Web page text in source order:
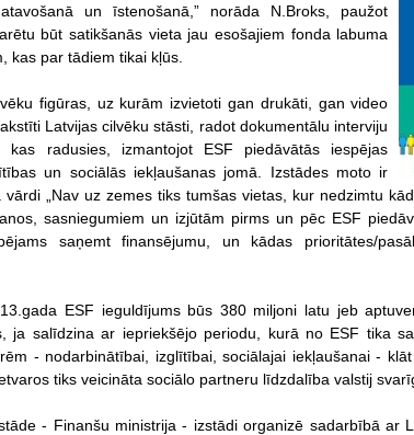
un īstenošanā,” norāda N.Broks, paužot
būt satikšanās vieta jau esošajiem fonda labuma
kas par tādiem tikai kļūs.
figūras, uz kurām izvietoti gan drukāti, gan video
Latvijas cilvēku stāsti, radot dokumentālu interviju
radusies, izmantojot ESF piedāvātās iespējas
un sociālās iekļaušanas jomā. Izstādes moto ir
„Nav uz zemes tiks tumšas vietas, kur nedzimtu
sasniegumiem un izjūtām pirms un pēc ESF
saņemt finansējumu, un kādas prioritātes/
ESF ieguldījums būs 380 miljoni latu jeb
ja salīdzina ar iepriekšējo periodu, kurā no ESF tika
- nodarbinātībai, izglītībai, sociālajai iekļaušanai -
tiks veicināta sociālo partneru līdzdalība valstij
- Finanšu ministrija - izstādi organizē sadarbībā ar